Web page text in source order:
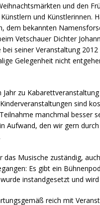
und den
und Künstlerinnen.
dem bekannten
Vetschauer Dichter
seiner Veranstaltung
Gelegenheit nicht
zu
sind
manchmal besser
Aufwand, den wir gern
Musische zuständig,
Es gibt ein
instandgesetzt und
reich mit